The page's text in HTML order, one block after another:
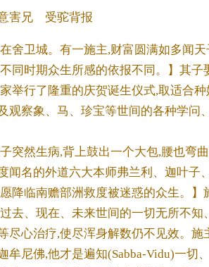
兄 受驼背报
卫城。有一施主,财富圆满如多闻天
同时期众生所感的依报不同。】其
举行了隆重的庆贺诞生仪式,取适合
观察象、马、珍宝等世间的各种学问
然生病,背上鼓出一个大包,腰也弯曲
闻名的外道六大本师弗兰利、迦叶
降临南赡部洲救度被迷惑的众生。
去、现在、未来世间的一切无所不
尽心治疗,使尽浑身解数仍不见效。
牟尼佛,他才是遍知(Sabba-Vidu)一切